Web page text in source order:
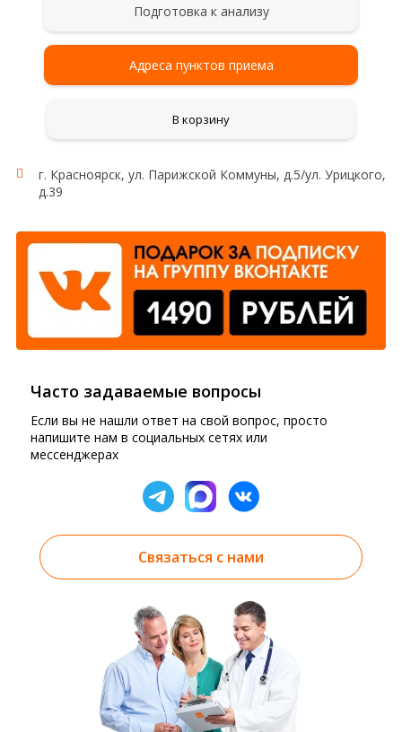
Подготовка к анализу
Адреса пунктов приема
В корзину
г. Красноярск, ул. Парижской Коммуны, д.5/ул. Урицкого,
д.39
Часто задаваемые вопросы
Если вы не нашли ответ на свой вопрос, просто
напишите нам в социальных сетях или
мессенджерах
Связаться с нами